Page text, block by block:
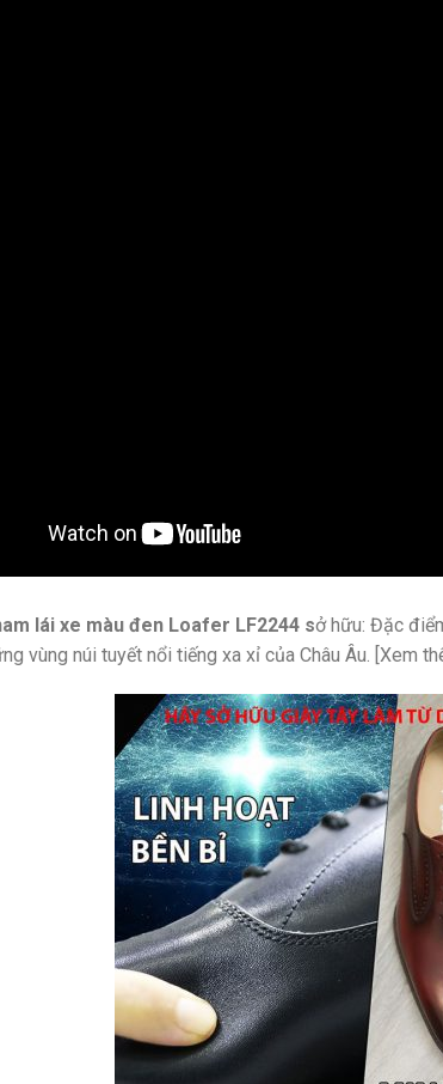
lái xe màu đen Loafer LF2244 sở hữu: Đặc
vùng núi tuyết nổi tiếng xa xỉ của Châu Âu. [Xem